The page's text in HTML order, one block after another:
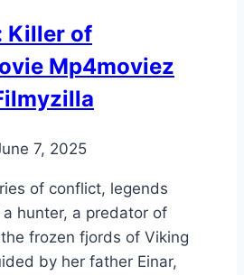
Killer of
Mp4moviez
7, 2025
of conflict, legends
hunter, a predator of
frozen fjords of Viking
by her father Einar,